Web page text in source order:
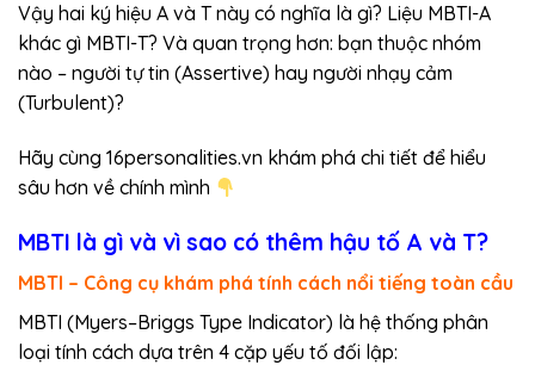
Vậy hai ký hiệu A và T này có nghĩa là gì? Liệu MBTI-A
khác gì MBTI-T? Và quan trọng hơn: bạn thuộc nhóm
nào – người tự tin (Assertive) hay người nhạy cảm
(Turbulent)?
Hãy cùng 16personalities.vn khám phá chi tiết để hiểu
sâu hơn về chính mình
MBTI là gì và vì sao có thêm hậu tố A và T?
MBTI – Công cụ khám phá tính cách nổi tiếng toàn cầu
MBTI (Myers–Briggs Type Indicator) là hệ thống phân
loại tính cách dựa trên 4 cặp yếu tố đối lập: